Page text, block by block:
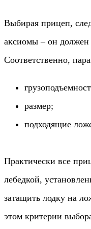
Выбирая прицеп,
аксиомы – он должен
Соответственно,
размер;
подходящие
Практически все
лебедкой,
затащить лодку на
этом критерии